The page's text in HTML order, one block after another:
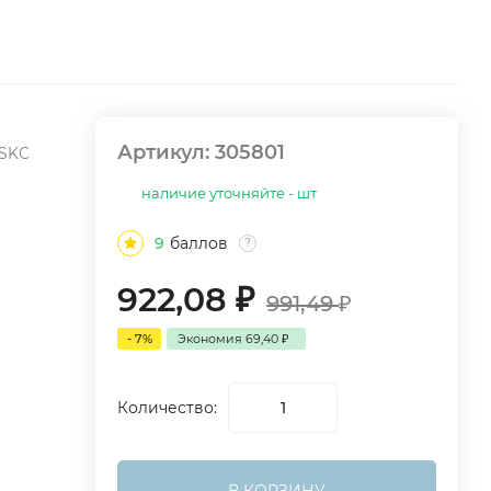
Артикул:305801
наличие уточняйте - шт
9 баллов ?
922,08₽ 991,49₽
- 7% Экономия69,40₽
Количество: